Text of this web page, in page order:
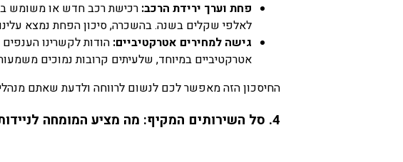
פחת וערך ירידת הרכב: רכישת רכב חדש או משומש
לאלפי שקלים בשנה. בהשכרה, סיכון הפחת נמצא
גישה למחירים אטרקטיביים: הודות לקשרינו
אטרקטיביים במיוחד, שלעיתים קרובות נמוכים
החיסכון הזה מאפשר לכם לנשום לרווחה ולדעת שאתם
4. סל השירותים המקיף: מה מציע המומחה לניידות?